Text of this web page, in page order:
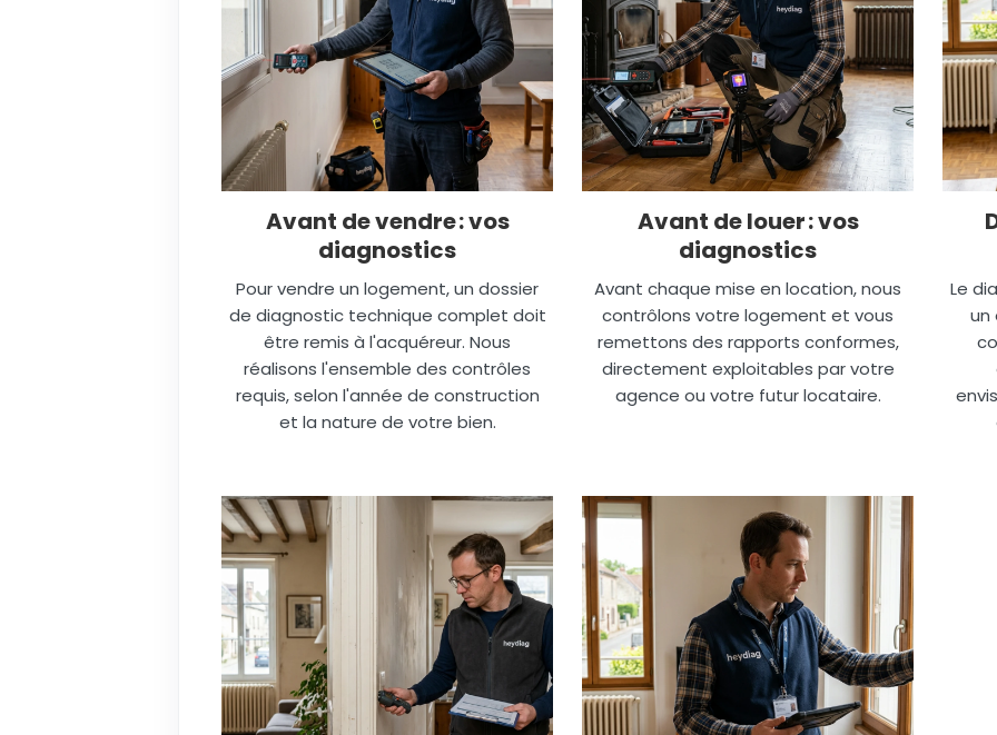
Avant de vendre : vos
diagnostics
Pour vendre un logement, un dossier
de diagnostic technique complet doit
être remis à l'acquéreur. Nous
réalisons l'ensemble des contrôles
requis, selon l'année de construction
et la nature de votre bien.
Avant de louer : vos
diagnostics
Avant chaque mise en location, nous
contrôlons votre logement et vous
remettons des rapports conformes,
directement exploitables par votre
agence ou votre futur locataire.
Le
un